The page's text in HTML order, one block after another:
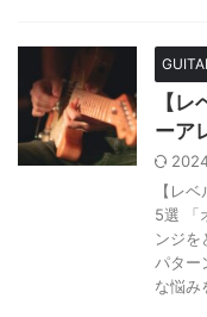
【
ーア
【レ
5選 「
ンジ
パター
な悩み